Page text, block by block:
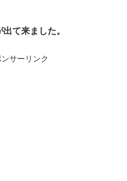
て来ました。
ンサーリンク